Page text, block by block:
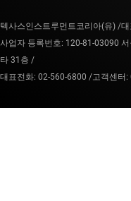
텍사스인스트루먼트코리아(유) /
사업자 등록번호: 120-81-03090
타 31층 /
대표전화: 02-560-6800 /고객센터